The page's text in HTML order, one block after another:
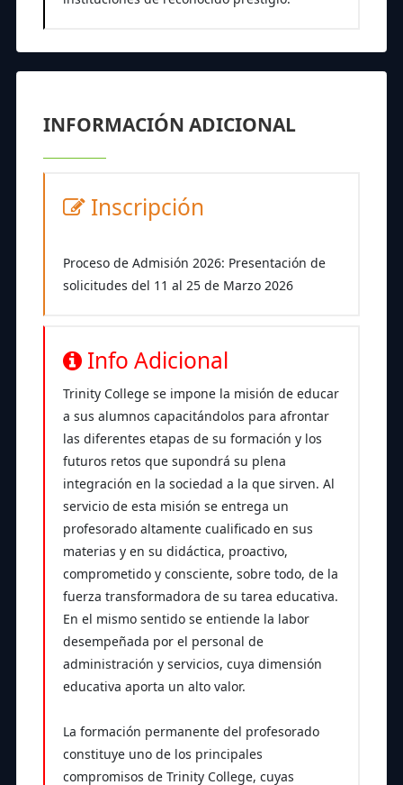
INFORMACIÓN ADICIONAL
Inscripción
Proceso de Admisión 2026: Presentación de
solicitudes del 11 al 25 de Marzo 2026
Info Adicional
Trinity College se impone la misión de educar
a sus alumnos capacitándolos para afrontar
las diferentes etapas de su formación y los
futuros retos que supondrá su plena
integración en la sociedad a la que sirven. Al
servicio de esta misión se entrega un
profesorado altamente cualificado en sus
materias y en su didáctica, proactivo,
comprometido y consciente, sobre todo, de la
fuerza transformadora de su tarea educativa.
En el mismo sentido se entiende la labor
desempeñada por el personal de
administración y servicios, cuya dimensión
educativa aporta un alto valor.
La formación permanente del profesorado
constituye uno de los principales
compromisos de Trinity College, cuyas